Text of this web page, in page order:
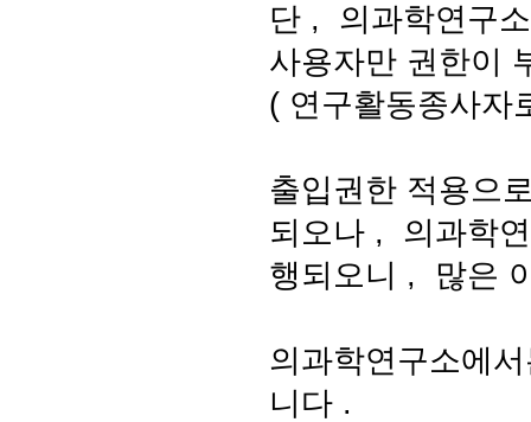
단 ,
의과학연구
사용자만 권한이
( 연구활동종사자
출입권한 적용으
되오나 ,
의과학
행되오니
, 많은
의과학연구소에
니다 .